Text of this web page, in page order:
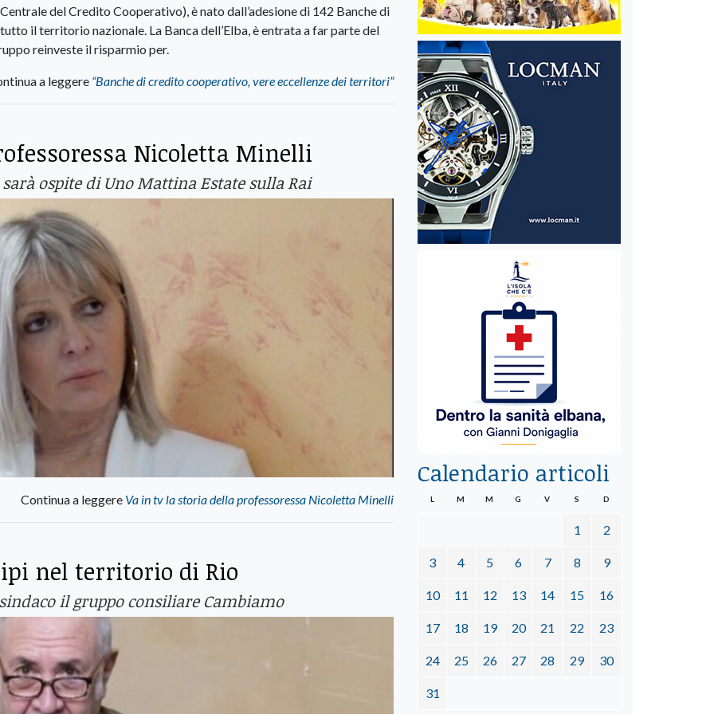
del Credito Cooperativo), è nato dall’adesione di 142 Banche di
il territorio nazionale. La Banca dell’Elba, è entrata a far parte del
reinveste il risparmio per.
a leggere “Banche di credito cooperativo, vere eccellenze dei territori”
Nicoletta Minelli
ospite di Uno Mattina Estate sulla Rai
Continua a leggere Va in tv la storia della professoressa Nicoletta Minelli
nel territorio di Rio
il gruppo consiliare Cambiamo
Calendario articoli
L M M G V S D
1 2
3 4 5 6 7 8 9
10 11 12 13 14 15 16
17 18 19 20 21 22 23
24 25 26 27 28 29 30
31